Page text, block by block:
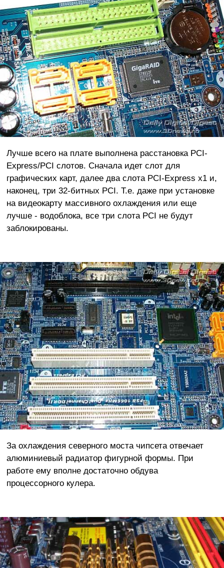
Лучше всего на плате выполнена расстановка PCI-
Express/PCI слотов. Сначала идет слот для
графических карт, далее два слота PCI-Express x1 и,
наконец, три 32-битных PCI. Т.е. даже при установке
на видеокарту массивного охлаждения или еще
лучше - водоблока, все три слота PCI не будут
заблокированы.
За охлаждения северного моста чипсета отвечает
алюминиевый радиатор фигурной формы. При
работе ему вполне достаточно обдува
процессорного кулера.